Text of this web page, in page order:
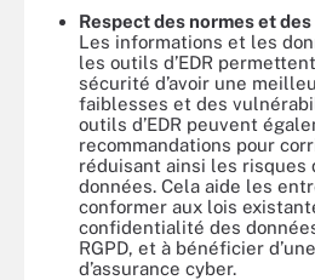
Respect des normes et
Les informations et les
les outils d’EDR
sécurité d’avoir une
faiblesses et des
outils d’EDR peuvent
recommandations pour
réduisant ainsi les risques
données. Cela aide les
conformer aux lois
confidentialité des
RGPD, et à bénéficier
d’assurance cyber.